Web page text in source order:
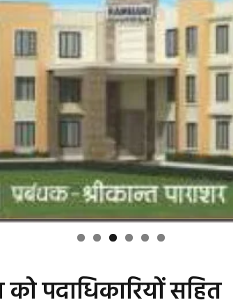
पदाधिकारियों सहित